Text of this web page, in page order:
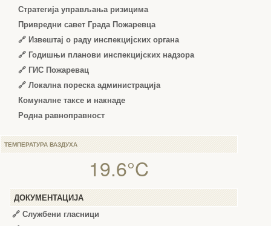
Стратегија управљања ризицима
Привредни савет Града Пожаревца
🔗 Извештај о раду инспекцијских органа
🔗 Годишњи планови инспекцијских надзора
🔗 ГИС Пожаревац
🔗 Локална пореска администрација
Комуналне таксе и накнаде
Родна равноправност
ТЕМПЕРАТУРА ВАЗДУХА
19.6°C
ДОКУМЕНТАЦИЈА
🔗 Службени гласници